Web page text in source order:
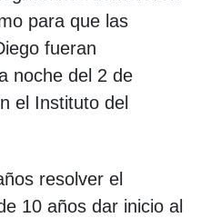
para que las
fueran
noche del 2 de
el Instituto del
resolver el
10 años dar inicio al